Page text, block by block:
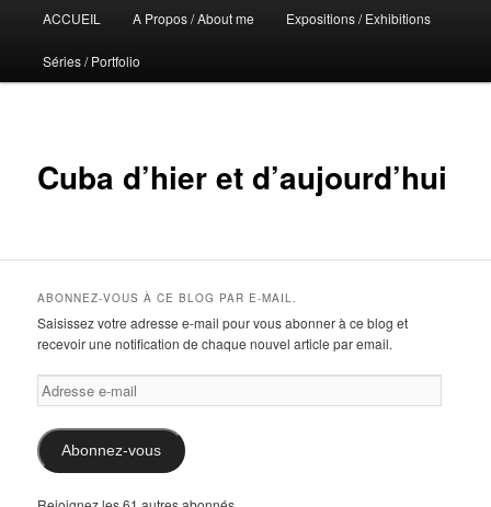
principal
ACCUEIL A Propos / About me Expositions / Exhibitions
Séries / Portfolio
Cuba d’hier et d’aujourd’hui
ABONNEZ-VOUS À CE BLOG PAR E-MAIL.
Saisissez votre adresse e-mail pour vous abonner à ce blog et
recevoir une notification de chaque nouvel article par email.
Adresse
e-
mail
Abonnez-vous